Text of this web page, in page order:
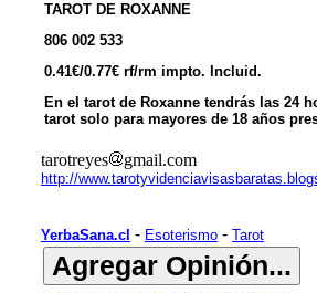
TAROT DE ROXANNE
806 002 533
0.41€/0.77€ rf/rm impto. Incluid.
En el tarot de Roxanne tendrás las 24
tarot solo para mayores de 18 años
tarotreyes gmail.com
http://
YerbaSana.cl - Esoterismo - Tarot